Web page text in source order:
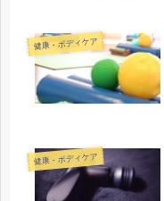
健康・ボディケア
健康・ボディケア